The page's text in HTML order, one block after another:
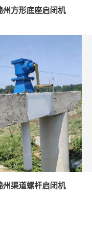
州方形底座启闭机
州渠道螺杆启闭机